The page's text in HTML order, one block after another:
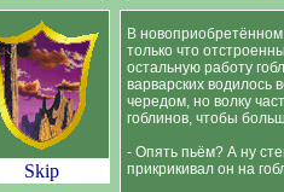
Skip
В
только что
остальную работу
варварских водилось
чередом, но волку
гоблинов, чтобы
- Опять пьём? А ну
прикрикивал он на